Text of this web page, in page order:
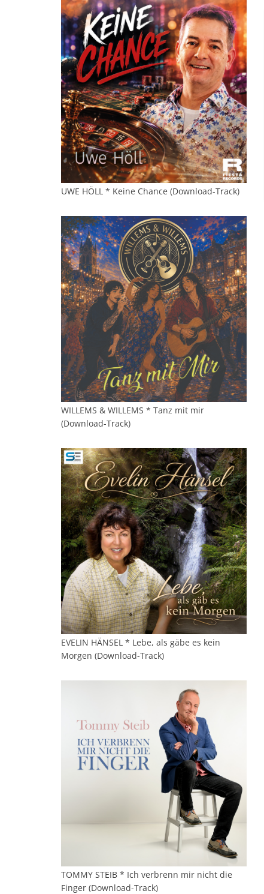
UWE HÖLL * Keine Chance (Download-Track)
WILLEMS & WILLEMS * Tanz mit mir
(Download-Track)
EVELIN HÄNSEL * Lebe, als gäbe es kein
Morgen (Download-Track)
TOMMY STEIB * Ich verbrenn mir nicht die
Finger (Download-Track)